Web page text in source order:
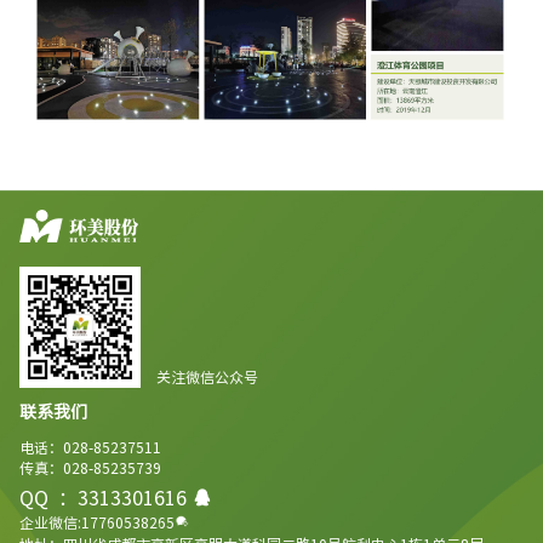
关注微信公众号
联系我们
电话：028-85237511
传真：028-85235739
QQ ：3313301616
企业微信:17760538265